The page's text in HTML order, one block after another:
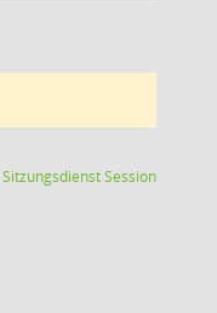
SitzungsdienstSession(Wird in